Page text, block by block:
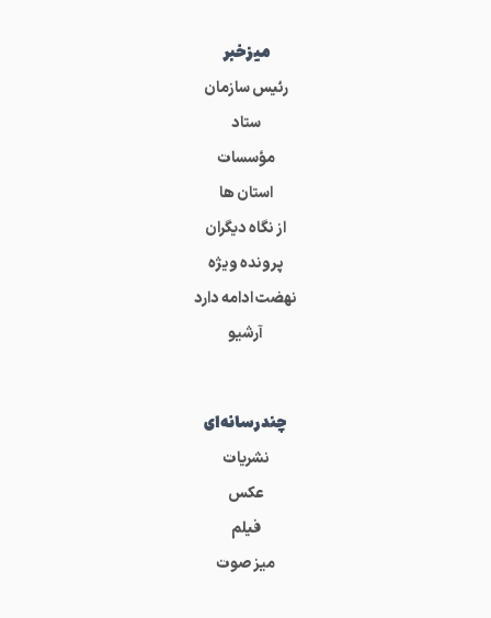
میز‌خبر
رئیس سازمان
ستاد
مؤسسات
استان ها
از نگاه دیگران
پرونده ویژه
نهضت ادامه دارد
آرشیو
چندرسانه‌ای
نشریات
عکس
فیلم
میز صوت